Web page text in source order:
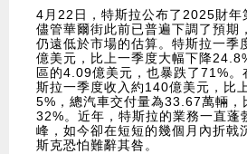
4月22日，特斯拉公布了2025財年
儘管華爾街此前已普遍下調了預期
仍遠低於市場的估算。特斯拉一季
億美元，比上一季度大幅下降
區的4.09億美元，也暴跌了71%。
斯拉一季度收入約140億美元，比
5%，總汽車交付量為33.67萬輛，
32%。近年，特斯拉的業務一直蓬
峰，如今卻在短短的幾個月內折戟
斯克恐怕難辭其咎。